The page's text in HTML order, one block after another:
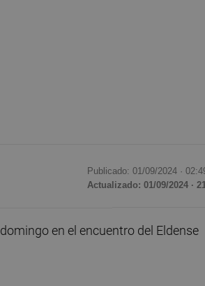
Publicado: 01/09/2024 ·
Actualizado: 01/09/2024 ·
en el encuentro del Eldense